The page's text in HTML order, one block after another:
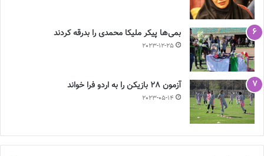
بمی‌ها پیکر ملیکا محمدی را بدرقه کردند
2023-12-25
آزمون 28 بازیکن را به اردو فرا خواند
2023-05-14